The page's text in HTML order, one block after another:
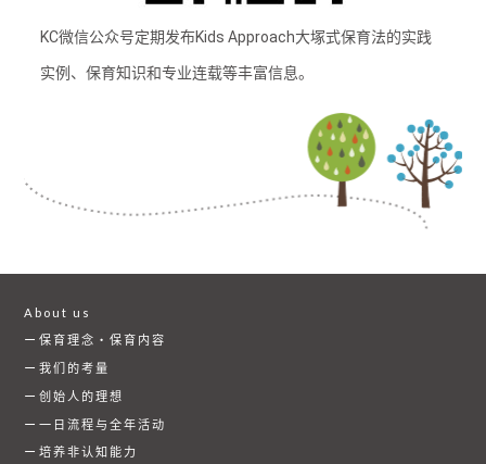
KC微信公众号定期发布Kids Approach大塚式保育法的实践
实例、保育知识和专业连载等丰富信息。
About us
保育理念・保育内容
我们的考量
创始人的理想
一日流程与全年活动
培养非认知能力